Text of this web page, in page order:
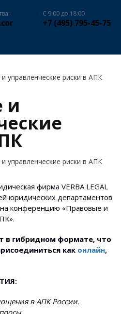
С 9:00 до 18:00
+7 (495) 795-45-75
управленческие риски в АПК
и
управленческие риски в АПК
фирма VERBA LEGAL
юридических департаментов
на конференцию «Правовые и
в гибридном формате, что
как онлайн,
в АПК России.